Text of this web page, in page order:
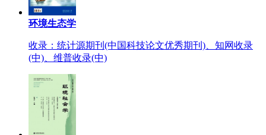
环境生态学
收录：统计源期刊(中国科技论文优秀期刊)、知网收录
(中)、维普收录(中)